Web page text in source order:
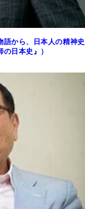
語から、日本人の精神史
日本史』）